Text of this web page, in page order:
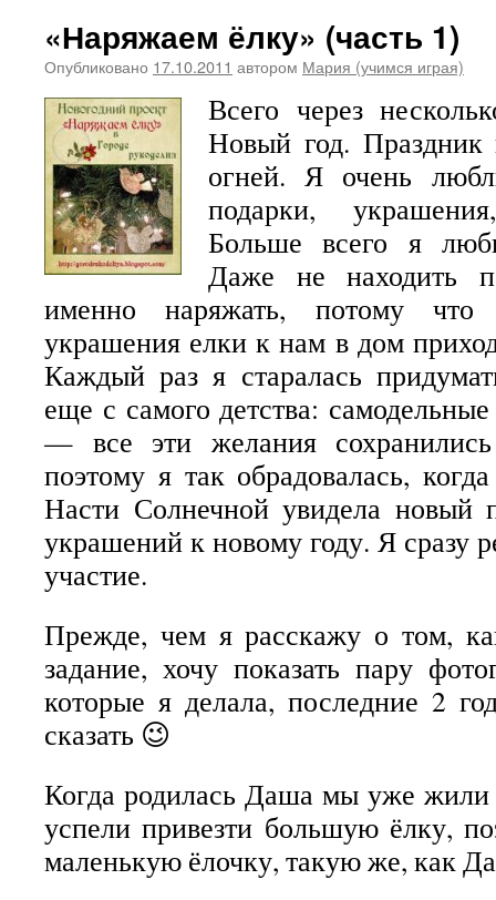
«Наряжаем ёлку» (часть 1)
Опубликовано 17.10.2011 автором Мария (учимся играя)
Всего через
Новый год. Праздник
огней. Я очень
подарки,
Больше всего я
Даже не находить
именно наряжать, потому
украшения елки к нам в дом
Каждый раз я старалась
еще с самого детства:
— все эти желания
поэтому я так обрадовалась,
Насти Солнечной увидела новый
украшений к новому году. Я сразу
участие.
Прежде, чем я расскажу о том,
задание, хочу показать пару
которые я делала, последние 2
сказать 😉
Когда родилась Даша мы уже
успели привезти большую ёлку,
маленькую ёлочку, такую же, как